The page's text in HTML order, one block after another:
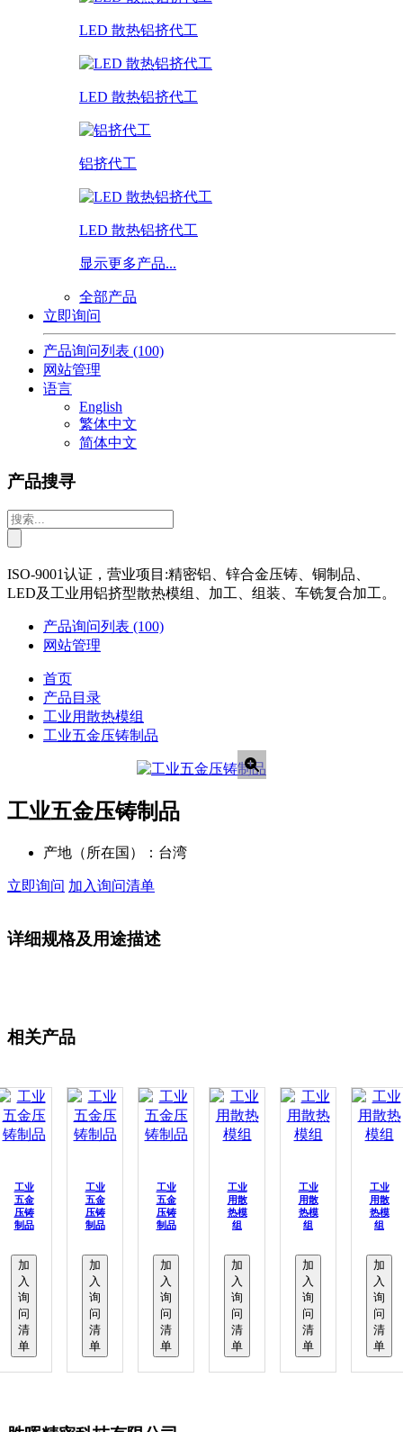
LED 散热铝挤代工
LED 散热铝挤代工
铝挤代工
LED 散热铝挤代工
显示更多产品...
全部产品
立即询问
产品询问列表 (100)
网站管理
语言
English
繁体中文
简体中文
产品搜寻
ISO-9001认证，营业项目:精密铝、锌合金压铸、铜制品、
LED及工业用铝挤型散热模组、加工、组装、车铣复合加工。
产品询问列表 (100)
网站管理
首页
产品目录
工业用散热模组
工业五金压铸制品
工业五金压铸制品
产地（所在国）： 台湾
立即询问 加入询问清单
详细规格及用途描述
相关产品
工业
五金
压铸
制品
加
入
询
问
清
单
工业
五金
压铸
制品
加
入
询
问
清
单
工业
五金
压铸
制品
加
入
询
问
清
单
工业
用散
热模
组
加
入
询
问
清
单
工业
用散
热模
组
加
入
询
问
清
单
工业
用散
热模
组
加
入
询
问
清
单